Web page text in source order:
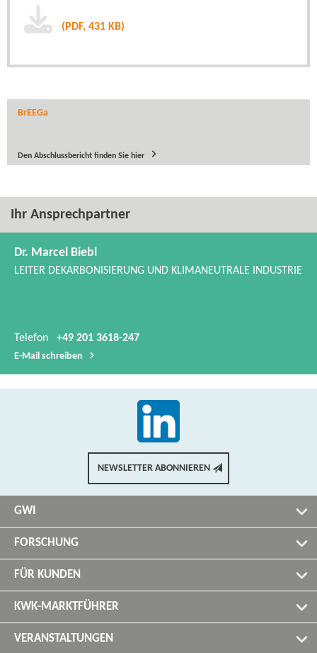
(PDF, 431 KB)
BrEEGa
Den Abschlussbericht finden Sie hier
Ihr Ansprechpartner
Dr. Marcel Biebl
LEITER DEKARBONISIERUNG UND KLIMANEUTRALE INDUSTRIE
Telefon +49 201 3618-247
E-​Mail schreiben
NEWSLETTER ABONNIEREN
GWI
FORSCHUNG
FÜR KUNDEN
KWK-MARKTFÜHRER
VERANSTALTUNGEN